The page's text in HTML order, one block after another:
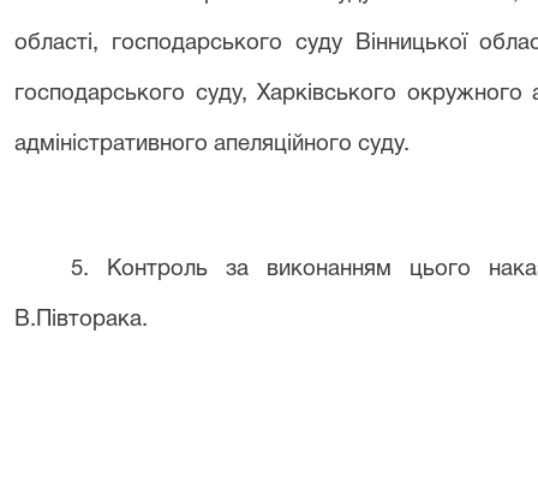
області, господарського суду Вінницької
господарського суду, Харківського окружного
адміністративного апеляційного суду.
5. Контроль за виконанням цього
В.Півторака.